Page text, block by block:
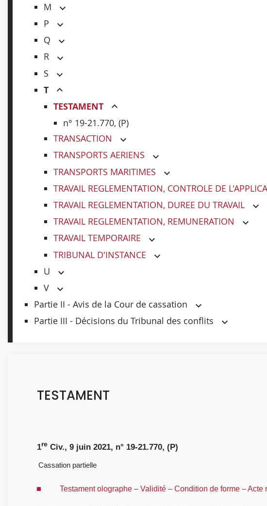
M
P
Q
R
S
T
TESTAMENT
n° 19-21.770, (P)
TRANSACTION
TRANSPORTS AERIENS
TRANSPORTS MARITIMES
TRAVAIL REGLEMENTATION, CONTROLE DE
TRAVAIL REGLEMENTATION, DUREE DU TRAVAIL
TRAVAIL REGLEMENTATION, REMUNERATION
TRAVAIL TEMPORAIRE
TRIBUNAL D'INSTANCE
U
V
Partie II - Avis de la Cour de cassation
Partie III - Décisions du Tribunal des conflits
TESTAMENT
1re Civ., 9 juin 2021, n° 19-21.770, (P)
Cassation partielle
Testament olographe – Validité – Condition de forme –